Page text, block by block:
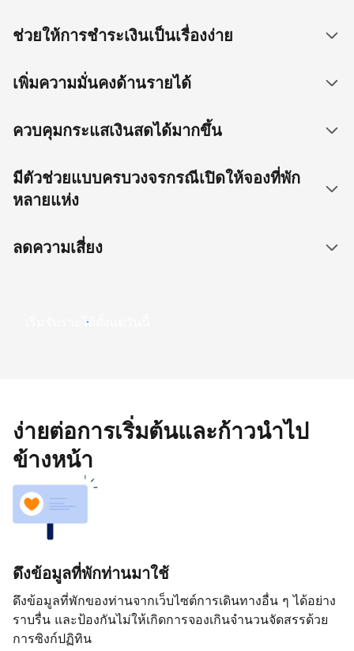
ช่วยให้การชำระเงินเป็นเรื่องง่าย
เพิ่มความมั่นคงด้านรายได้
ควบคุมกระแสเงินสดได้มากขึ้น
มีตัวช่วยแบบครบวงจรกรณีเปิดให้จองที่พัก
หลายแห่ง
ลดความเสี่ยง
เริ่มรับรายได้ตั้งแต่วันนี้
ง่ายต่อการเริ่มต้นและก้าวนำไป
ข้างหน้า
ดึงข้อมูลที่พักท่านมาใช้
ดึงข้อมูลที่พักของท่านจากเว็บไซต์การเดินทางอื่น ๆ ได้อย่าง
ราบรื่น และป้องกันไม่ให้เกิดการจองเกินจำนวนจัดสรรด้วย
การซิงก์ปฏิทิน